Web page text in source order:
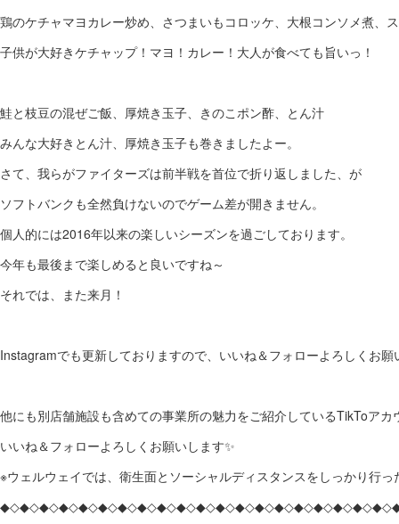
鶏のケチャマヨカレー炒め、さつまいもコロッケ、大根コンソメ煮、
子供が大好きケチャップ！マヨ！カレー！大人が食べても旨いっ！
鮭と枝豆の混ぜご飯、厚焼き玉子、きのこポン酢、とん汁
みんな大好きとん汁、厚焼き玉子も巻きましたよー。
さて、我らがファイターズは前半戦を首位で折り返しました、が
ソフトバンクも全然負けないのでゲーム差が開きません。
個人的には2016年以来の楽しいシーズンを過ごしております。
今年も最後まで楽しめると良いですね～
それでは、また来月！
Instagramでも更新しておりますので、いいね＆フォローよろしくお願
他にも別店舗施設も含めての事業所の魅力をご紹介しているTikToアカ
いいね＆フォローよろしくお願いします✨
※ウェルウェイでは、衛生面とソーシャルディスタンスをしっかり行